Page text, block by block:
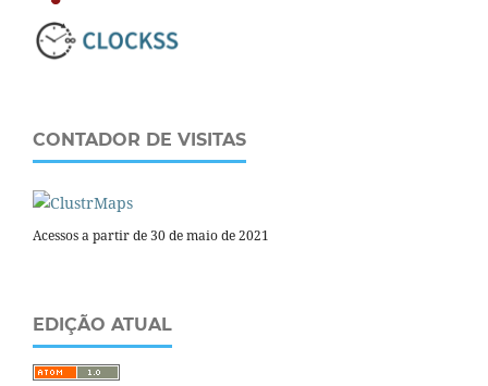
CONTADOR DE VISITAS
Acessos a partir de 30 de maio de 2021
EDIÇÃO ATUAL